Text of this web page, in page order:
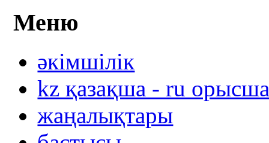
Меню
әкімшілік
kz қазақша - ru
жаңалықтары